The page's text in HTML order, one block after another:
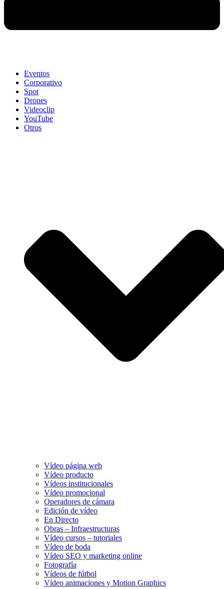
Eventos
Corporativo
Spot
Drones
Videoclip
YouTube
Otros
Vídeo página web
Vídeo producto
Vídeos institucionales
Vídeo promocional
Operadores de cámara
Edición de vídeo
En Directo
Obras – Infraestructuras
Vídeo cursos – tutoriales
Vídeo de boda
Vídeo SEO y marketing online
Fotografía
Vídeos de fútbol
Vídeo animaciones y Motion Graphics